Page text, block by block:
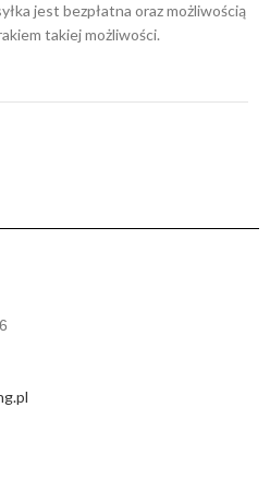
jest bezpłatna oraz możliwością
takiej możliwości.